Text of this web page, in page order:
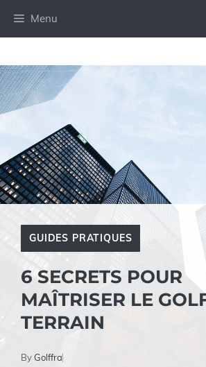
Menu
GUIDES PRATIQUES
6 SECRETS POUR
MAÎTRISER LE
TERRAIN
ByGolffra